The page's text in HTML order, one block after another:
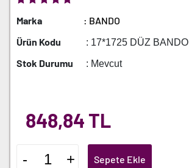
Marka
: BANDO
Ürün Kodu
: 17*1725 DÜZ BANDO
Stok Durumu : Mevcut
848,84 TL
- + Sepete Ekle